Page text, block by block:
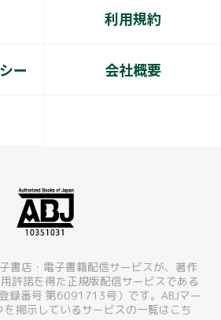
利用規約
ー 会社概要
書店・電子書籍配信サービスが、著作
許諾を得た正規版配信サービスである
録番号 第6091713号）です。ABJマー
を掲示しているサービスの一覧はこち